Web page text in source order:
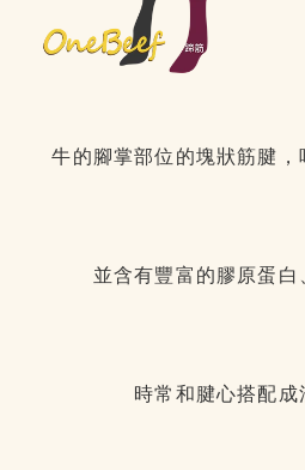
牛的腳掌部位的塊狀筋腱，
並含有豐富的膠原蛋白
時常和腱心搭配成